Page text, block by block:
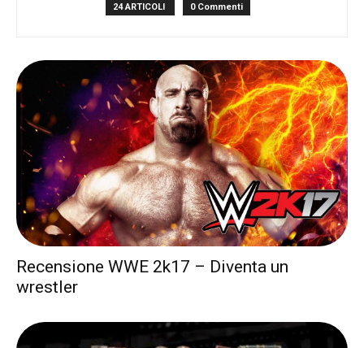
24 ARTICOLI 0 Commenti
Recensione WWE 2k17 – Diventa un
wrestler